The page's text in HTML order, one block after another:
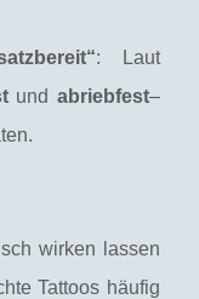
: Laut
und abriebfest–
wirken lassen
Tattoos häufig